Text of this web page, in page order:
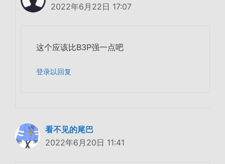
2022年6月22日 17:07
这个应该比B3P强一点吧
登录以回复
看不见的尾巴
2022年6月20日 11:41